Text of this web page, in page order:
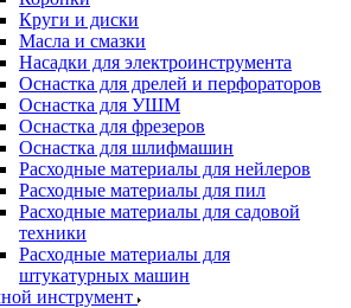
Круги и диски
Масла и смазки
Насадки для электроинструмента
Оснастка для дрелей и перфораторов
Оснастка для УШМ
Оснастка для фрезеров
Оснастка для шлифмашин
Расходные материалы для нейлеров
Расходные материалы для пил
Расходные материалы для садовой
техники
Расходные материалы для
штукатурных машин
инструмент